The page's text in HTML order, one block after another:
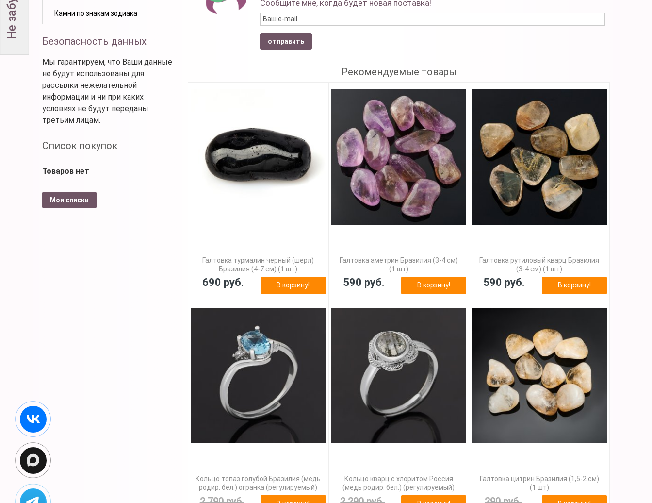
Камни по знакам зодиака
Безопасность данных
Мы гарантируем, что Ваши данные
не будут использованы для
рассылки нежелательной
информации и ни при каких
условиях не будут переданы
третьим лицам.
Список покупок
Товаров нет
Мои списки
Сообщите мне, когда будет новая поставка!
отправить
Рекомендуемые товары
Галтовка турмалин черный (шерл)
Бразилия (4-7 см) (1 шт)
690 руб. В корзину!
Галтовка аметрин Бразилия (3-4 см)
(1 шт)
590 руб. В корзину!
Галтовка рутиловый кварц Бразилия
(3-4 см) (1 шт)
590 руб. В корзину!
Кольцо топаз голубой Бразилия (медь
родир. бел.) огранка (регулируемый)
Кольцо кварц с хлоритом Россия
(медь родир. бел.) (регулируемый)
Галтовка цитрин Бразилия (1,5-2 см)
(1 шт)